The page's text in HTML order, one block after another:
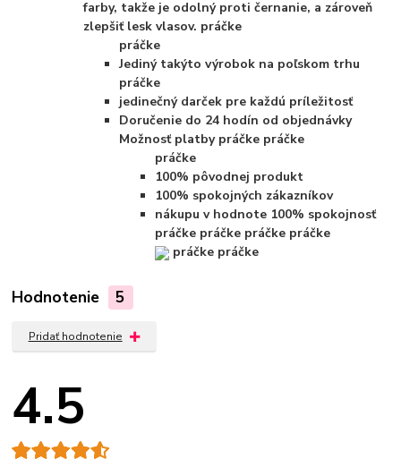
farby, takže je odolný proti černanie, a zároveň
zlepšiť lesk vlasov. práčke
práčke
Jediný takýto výrobok na poľskom trhu
práčke
jedinečný darček pre každú príležitosť
Doručenie do 24 hodín od objednávky
Možnosť platby práčke práčke
práčke
100% pôvodnej produkt
100% spokojných zákazníkov
nákupu v hodnote 100% spokojnosť
práčke práčke práčke práčke
práčke práčke
Hodnotenie 5
Pridať hodnotenie
4.5